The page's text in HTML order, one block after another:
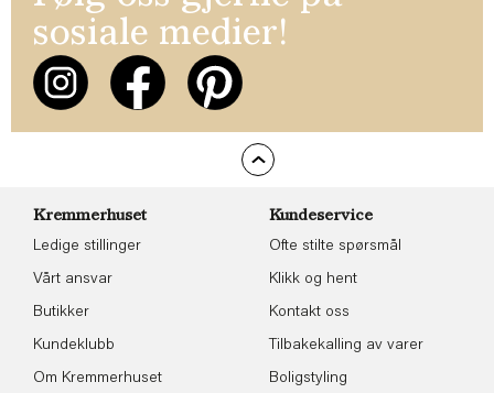
sosiale medier!
Kremmerhuset
Ledige stillinger
Vårt ansvar
Butikker
Kundeklubb
Om Kremmerhuset
Kundeservice
Ofte stilte spørsmål
Klikk og hent
Kontakt oss
Tilbakekalling av varer
Boligstyling